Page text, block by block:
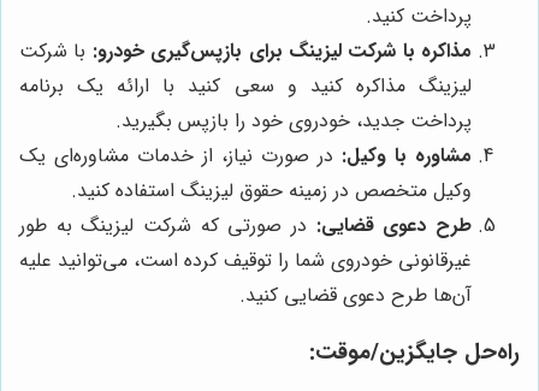
پرداخت کنید.
مذاکره با شرکت لیزینگ برای بازپس‌گیری خودرو: با شرکت
لیزینگ مذاکره کنید و سعی کنید با ارائه یک برنامه
پرداخت جدید، خودروی خود را بازپس بگیرید.
مشاوره با وکیل: در صورت نیاز، از خدمات مشاوره‌ای یک
وکیل متخصص در زمینه حقوق لیزینگ استفاده کنید.
طرح دعوی قضایی: در صورتی که شرکت لیزینگ به طور
غیرقانونی خودروی شما را توقیف کرده است، می‌توانید علیه
آن‌ها طرح دعوی قضایی کنید.
راه‌حل جایگزین/موقت: